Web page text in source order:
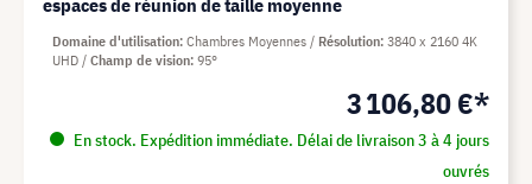
3 106,80 €*
En stock. Expédition immédiate. Délai de livraison 3 à 4 jours
ouvrés
Domaine d'utilisation Chambres Moyennes Résolution 3840 x 2160 4K
UHD
Champ de vision 95°